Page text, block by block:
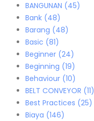
BANGUNAN (45)
Bank (48)
Barang (48)
Basic (81)
Beginner (24)
Beginning (19)
Behaviour (10)
BELT CONVEYOR (11)
Best Practices (25)
Biaya (146)